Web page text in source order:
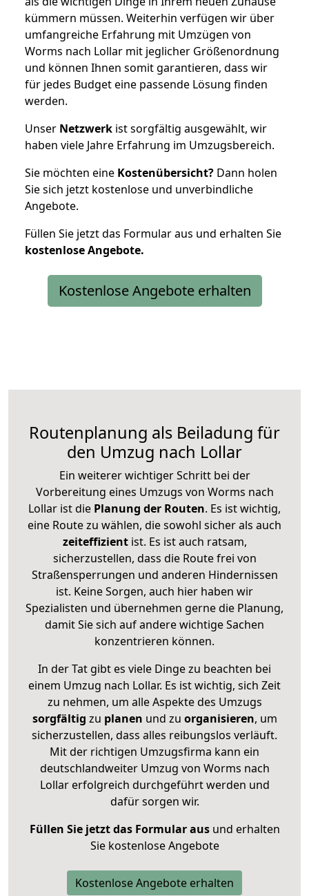
kümmern müssen. Weiterhin verfügen wir über
umfangreiche Erfahrung mit Umzügen von
Worms nach Lollar mit jeglicher Größenordnung
und können Ihnen somit garantieren, dass wir
für jedes Budget eine passende Lösung finden
werden.
Unser Netzwerk ist sorgfältig ausgewählt, wir
haben viele Jahre Erfahrung im Umzugsbereich.
Sie möchten eine Kostenübersicht? Dann holen
Sie sich jetzt kostenlose und unverbindliche
Angebote.
Füllen Sie jetzt das Formular aus und erhalten Sie
kostenloseAngebote.
Kostenlose Angebote erhalten
Routenplanung als Beiladung für
den Umzug nach Lollar
Ein weiterer wichtiger Schritt bei der
Vorbereitung eines Umzugs von Worms nach
Lollar ist die Planung der Routen. Es ist wichtig,
eine Route zu wählen, die sowohl sicher als auch
zeiteffizientist. Es ist auch ratsam,
sicherzustellen, dass die Route frei von
Straßensperrungen und anderen Hindernissen
ist. Keine Sorgen, auch hier haben wir
Spezialisten und übernehmen gerne die Planung,
damit Sie sich auf andere wichtige Sachen
konzentrieren können.
In der Tat gibt es viele Dinge zu beachten bei
einem Umzug nach Lollar. Es ist wichtig, sich Zeit
zu nehmen, um alle Aspekte des Umzugs
sorgfältig zu planen und zu organisieren, um
sicherzustellen, dass alles reibungslos verläuft.
Mit der richtigen Umzugsfirma kann ein
deutschlandweiter Umzug von Worms nach
Lollar erfolgreich durchgeführt werden und
dafür sorgen wir.
Füllen Sie jetzt das Formular ausund erhalten
Sie kostenlose Angebote
Kostenlose Angebote erhalten